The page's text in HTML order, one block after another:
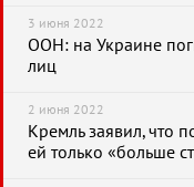
3 июня 2022
ООН: на Украине
лиц
2 июня 2022
Кремль заявил, что
ей только «больше